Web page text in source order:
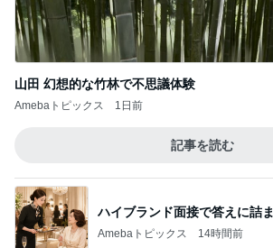
山田 幻想的な竹林で不思議体験
Amebaトピックス 1日前
記事を読む
ハイブランド面接で答えに詰
Amebaトピックス 14時間前